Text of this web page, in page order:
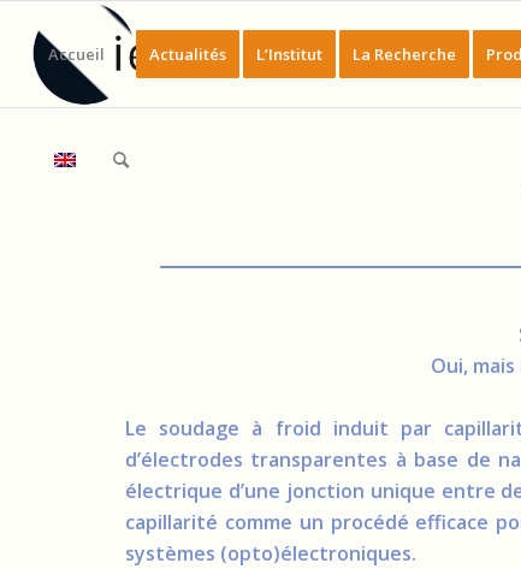
Accueil Actualités L’Institut La Recherche
Oui,
Le soudage à froid induit par
d’électrodes transparentes à base de
électrique d’une jonction unique entre
capillarité comme un procédé efficace
systèmes (opto)électroniques.